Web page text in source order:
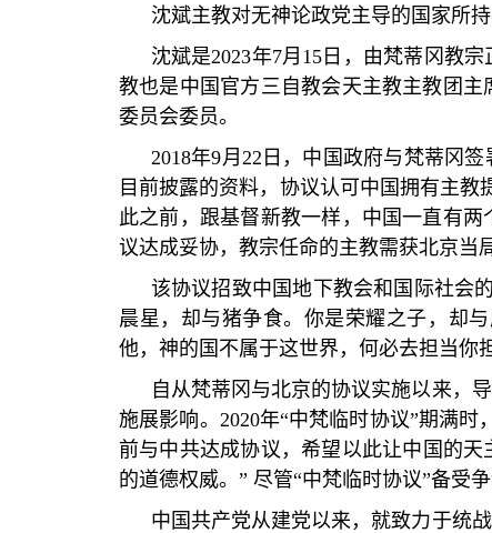
沈斌主教对无神论政党主导的国家所
沈斌是2023年7月 15 日，由梵蒂冈教
教也是中国官方三自教会天主教主教团
委员会委员。
2018年9月 22 日，中国政府与梵蒂冈
目前披露的资料，协议认可中国拥有主教
此之前，跟基督新教一样，中国一直有
议达成妥协，教宗任命的主教需获北京当
该协议招致中国地下教会和国际社会
晨星，却与猪争食。你是荣耀之子，却
他，神的国不属于这世界，何必去担当你
自从梵蒂冈与北京的协议实施以来，
施展影响。 2020年“中梵临时协议”期满时
前与中共达成协议，希望以此让中国的
的道德权威。 ” 尽管“中梵临时协议”备受
中国共产党从建党以来，就致力于统